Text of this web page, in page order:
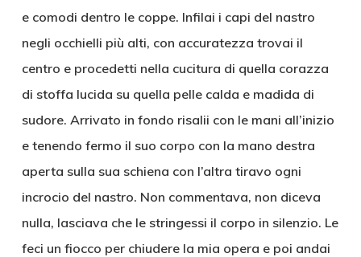
e comodi dentro le coppe. Infilai i capi del nastro
negli occhielli più alti, con accuratezza trovai il
centro e procedetti nella cucitura di quella corazza
di stoffa lucida su quella pelle calda e madida di
sudore. Arrivato in fondo risalii con le mani all’inizio
e tenendo fermo il suo corpo con la mano destra
aperta sulla sua schiena con l’altra tiravo ogni
incrocio del nastro. Non commentava, non diceva
nulla, lasciava che le stringessi il corpo in silenzio. Le
feci un fiocco per chiudere la mia opera e poi andai